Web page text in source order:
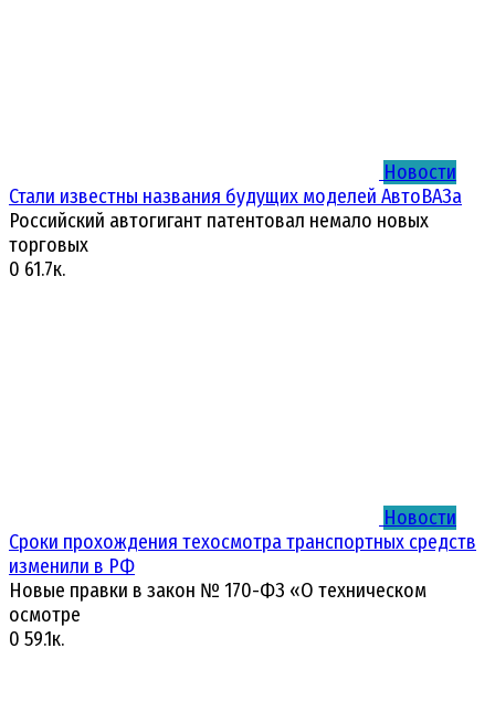
Новости
Стали известны названия будущих моделей АвтоВАЗа
Российский автогигант патентовал немало новых
торговых
0 61.7к.
Новости
Сроки прохождения техосмотра транспортных средств
изменили в РФ
Новые правки в закон № 170-ФЗ «О техническом
осмотре
0 59.1к.